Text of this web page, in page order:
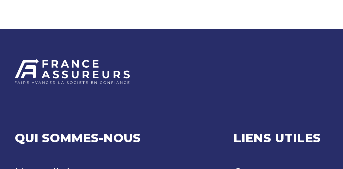
VIOLENCES
FIN
JUIN
EST
FOIS
QUI SOMMES-NOUS LIENS UTILES